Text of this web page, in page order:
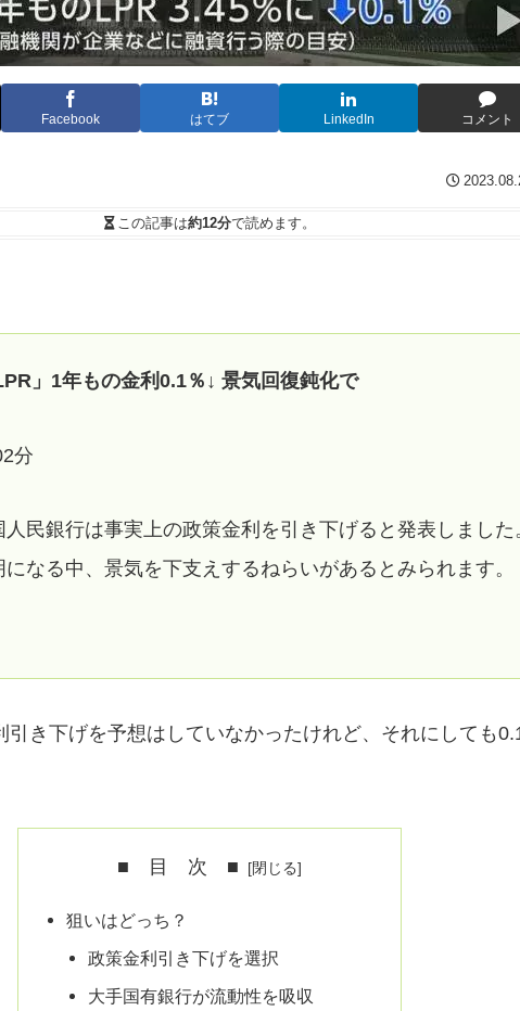
Facebook はてブ LinkedIn コメント
この記事は約12分で読めます。
」1年もの金利0.1％↓ 景気回復鈍化で
分
民銀行は事実上の政策金利を引き下げると発表しました
なる中、景気を下支えするねらいがあるとみられます。
引き下げを予想はしていなかったけれど、それにしても
■ 目 次 ■
狙いはどっち？
政策金利引き下げを選択
大手国有銀行が流動性を吸収